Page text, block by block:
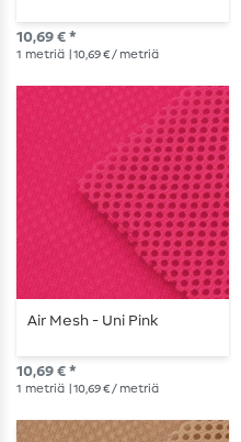
10,69 € *
1 metriä | 10,69 € / metriä
Air Mesh - Uni Pink
10,69 € *
1 metriä | 10,69 € / metriä